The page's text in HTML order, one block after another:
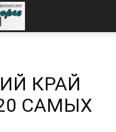
КРАЙ
САМЫХ